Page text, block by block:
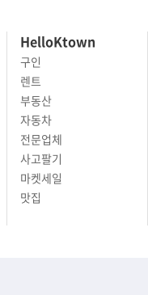
HelloKtown
구인
렌트
부동산
자동차
전문업체
사고팔기
마켓세일